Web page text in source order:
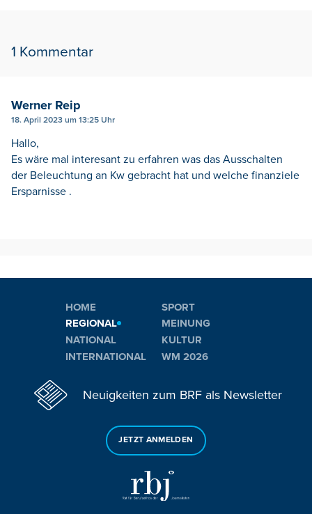
1 Kommentar
Werner Reip
18. April 2023 um 13:25 Uhr
Hallo,
Es wäre mal interesant zu erfahren was das Ausschalten
der Beleuchtung an Kw gebracht hat und welche finanziele
Ersparnisse .
HOME
REGIONAL
NATIONAL
INTERNATIONAL
SPORT
MEINUNG
KULTUR
WM 2026
Neuigkeiten zum BRF als Newsletter
JETZT ANMELDEN